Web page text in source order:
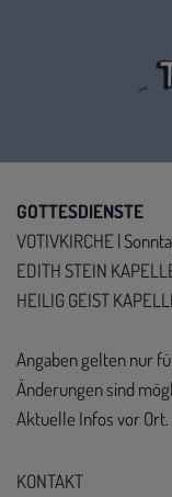
GOTTESDIENSTE
VOTIVKIRCHE |
EDITH STEIN
HEILIG GEIST
Angaben gelten nur
Änderungen sind
Aktuelle Infos vor Ort.
KONTAKT